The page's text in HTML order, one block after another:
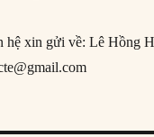
hệ xin gửi về: Lê Hồng